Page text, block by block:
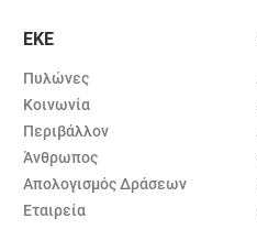
ΕΚΕ
Πυλώνες
Κοινωνία
Περιβάλλον
Άνθρωπος
Απολογισμός Δράσεων
Εταιρεία